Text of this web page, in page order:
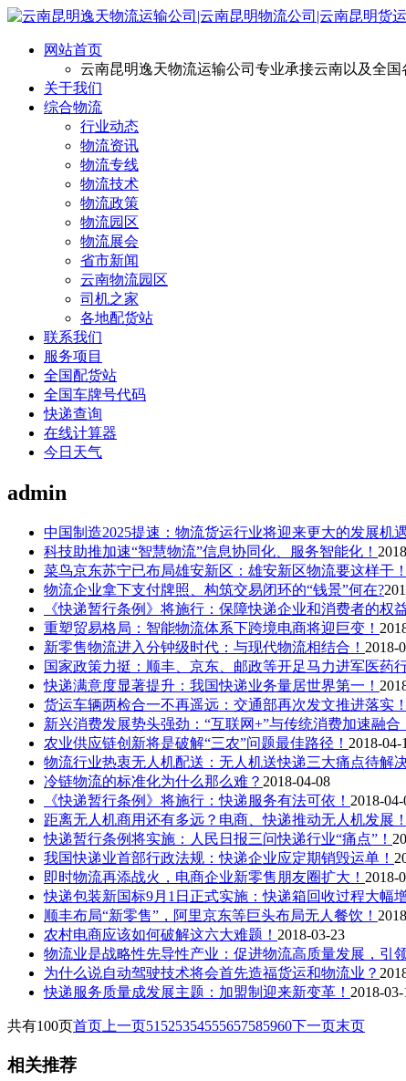
网站首页
云南昆明逸天物流运输公司专业承接云南以及全
关于我们
综合物流
行业动态
物流资讯
物流专线
物流技术
物流政策
物流园区
物流展会
省市新闻
云南物流园区
司机之家
各地配货站
联系我们
服务项目
全国配货站
全国车牌号代码
快递查询
在线计算器
今日天气
admin
中国制造2025提速：物流货运行业将迎来更大的发展机
科技助推加速“智慧物流”信息协同化、服务智能化！
菜鸟京东苏宁已布局雄安新区：雄安新区物流要这样干！
物流企业拿下支付牌照、构筑交易闭环的“钱景”何在?
《快递暂行条例》将施行：保障快递企业和消费者的权益
重塑贸易格局：智能物流体系下跨境电商将迎巨变！
新零售物流进入分钟级时代：与现代物流相结合！ 2018-
国家政策力挺：顺丰、京东、邮政等开足马力进军医药行
快递满意度显著提升：我国快递业务量居世界第一！
货运车辆两检合一不再遥远：交通部再次发文推进落实！
新兴消费发展势头强劲：“互联网+”与传统消费加速融合
农业供应链创新将是破解“三农”问题最佳路径！ 2018-04-
物流行业热衷无人机配送：无人机送快递三大痛点待解决
冷链物流的标准化为什么那么难？ 2018-04-08
《快递暂行条例》将施行：快递服务有法可依！ 2018-04-
距离无人机商用还有多远？电商、快递推动无人机发展！
快递暂行条例将实施：人民日报三问快递行业“痛点”！
我国快递业首部行政法规：快递企业应定期销毁运单！
即时物流再添战火，电商企业新零售朋友圈扩大！ 2018-
快递包装新国标9月1日正式实施：快递箱回收过程大幅
顺丰布局“新零售”，阿里京东等巨头布局无人餐饮！
农村电商应该如何破解这六大难题！ 2018-03-23
物流业是战略性先导性产业：促进物流高质量发展，引
为什么说自动驾驶技术将会首先造福货运和物流业？
快递服务质量成发展主题：加盟制迎来新变革！ 2018-03-
共有100页首页 上一页51 525354555657585960下一页末页
相关推荐